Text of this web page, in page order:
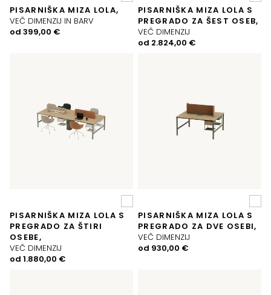
PISARNIŠKA MIZA LOLA,
VEČ DIMENZIJ IN BARV
od 399,00 €
PISARNIŠKA MIZA LOLA S
PREGRADO ZA ŠEST OSEB,
VEČ DIMENZIJ
od 2.824,00 €
PISARNIŠKA MIZA LOLA S
PREGRADO ZA ŠTIRI
OSEBE,
VEČ DIMENZIJ
od 1.880,00 €
PISARNIŠKA MIZA LOLA S
PREGRADO ZA DVE OSEBI,
VEČ DIMENZIJ
od 930,00 €